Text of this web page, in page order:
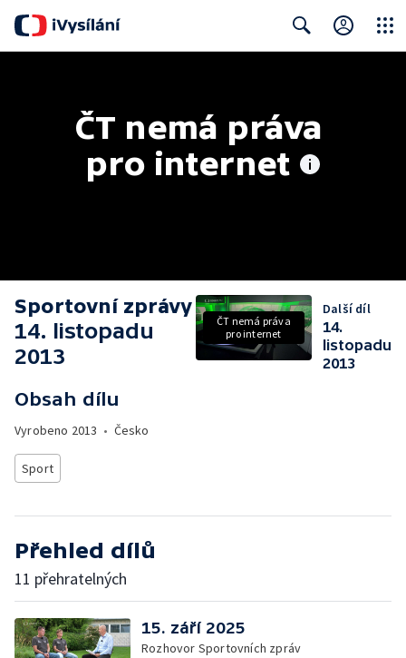
ČT nemá práva
pro internet
Sportovní zprávy
14. listopadu
2013
Obsah dílu
Vyrobeno 2013 • Česko
Sport
ČT nemá práva
pro internet
Další díl
14.
listopadu
2013
Přehled dílů
11 přehratelných
15. září 2025
Rozhovor Sportovních zpráv